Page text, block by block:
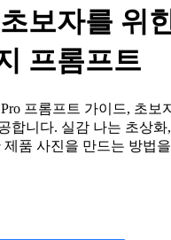
보자를 위
프롬프트
Pro 프롬프트 가이드, 초
합니다. 실감 나는 초상화
품 사진을 만드는 방법